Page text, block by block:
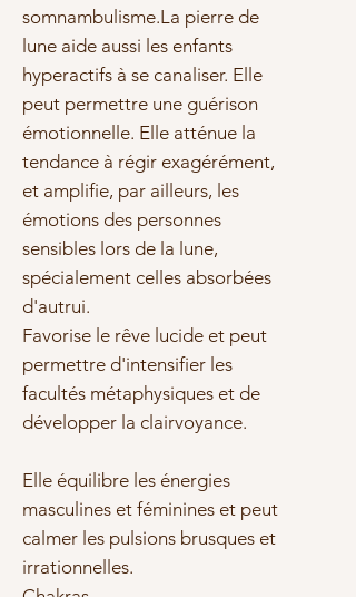
somnambulisme.La pierre de
lune aide aussi les enfants
hyperactifs à se canaliser. Elle
peut permettre une guérison
émotionnelle. Elle atténue la
tendance à régir exagérément,
et amplifie, par ailleurs, les
émotions des personnes
sensibles lors de la lune,
spécialement celles absorbées
d'autrui.
Favorise le rêve lucide et peut
permettre d'intensifier les
facultés métaphysiques et de
développer la clairvoyance.
Elle équilibre les énergies
masculines et féminines et peut
calmer les pulsions brusques et
irrationnelles.